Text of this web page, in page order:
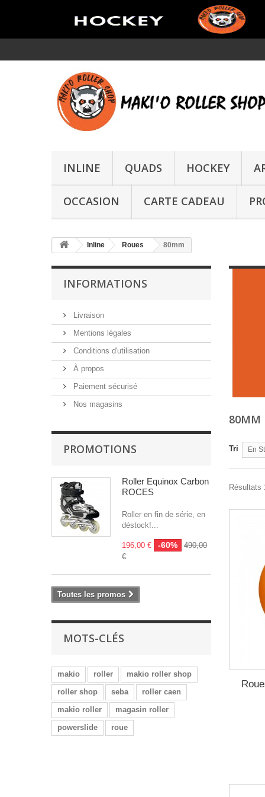
INLINE QUADS HOCKEY
OCCASION CARTE CADEAU
Inline Roues 80mm
INFORMATIONS
Livraison
Mentions légales
Conditions d'utilisation
À propos
Paiement sécurisé
Nos magasins
PROMOTIONS
Roller Equinox Carbon
ROCES
Roller en fin de série, en
déstock!...
196,00 € -60%
490,00
€
Toutes les promos
MOTS-CLÉS
makio roller
makio roller shop
roller shop
seba
roller caen
makio roller
magasin roller
powerslide
roue
80MM
Tri En
Résultats